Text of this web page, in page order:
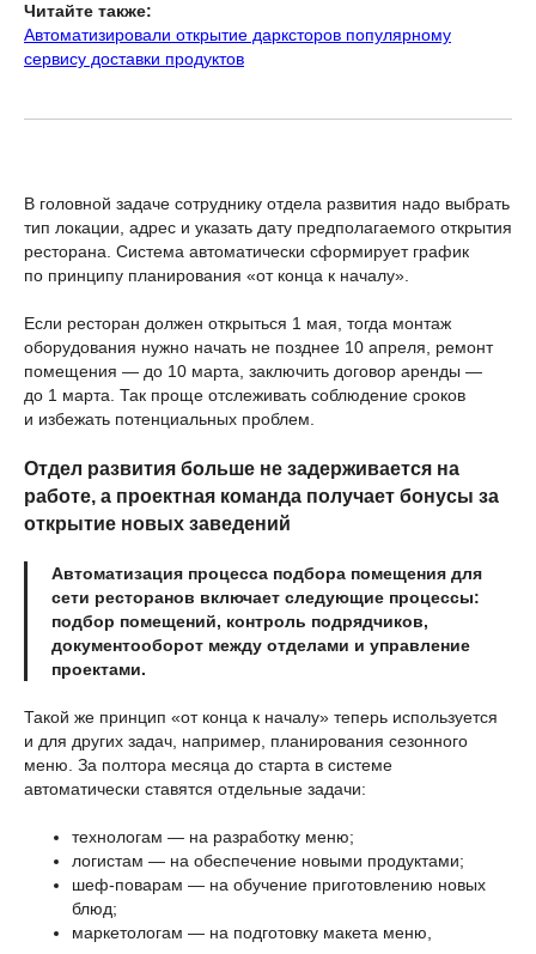
Читайте также:
Автоматизировали открытие дарксторов популярному
сервису доставки продуктов
В головной задаче сотруднику отдела развития надо выбрать
тип локации, адрес и указать дату предполагаемого открытия
ресторана. Система автоматически сформирует график
по принципу планирования «от конца к началу».
Если ресторан должен открыться 1 мая, тогда монтаж
оборудования нужно начать не позднее 10 апреля, ремонт
помещения — до 10 марта, заключить договор аренды —
до 1 марта. Так проще отслеживать соблюдение сроков
и избежать потенциальных проблем.
Отдел развития больше не задерживается на
работе, а проектная команда получает бонусы за
открытие новых заведений
Автоматизация процесса подбора помещения для
сети ресторанов включает следующие процессы:
подбор помещений, контроль подрядчиков,
документооборот между отделами и управление
проектами.
Такой же принцип «от конца к началу» теперь используется
и для других задач, например, планирования сезонного
меню. За полтора месяца до старта в системе
автоматически ставятся отдельные задачи:
технологам — на разработку меню;
логистам — на обеспечение новыми продуктами;
шеф-поварам — на обучение приготовлению новых
блюд;
маркетологам — на подготовку макета меню,